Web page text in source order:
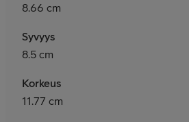
8.66 cm
Syvyys
8.5 cm
Korkeus
11.77 cm